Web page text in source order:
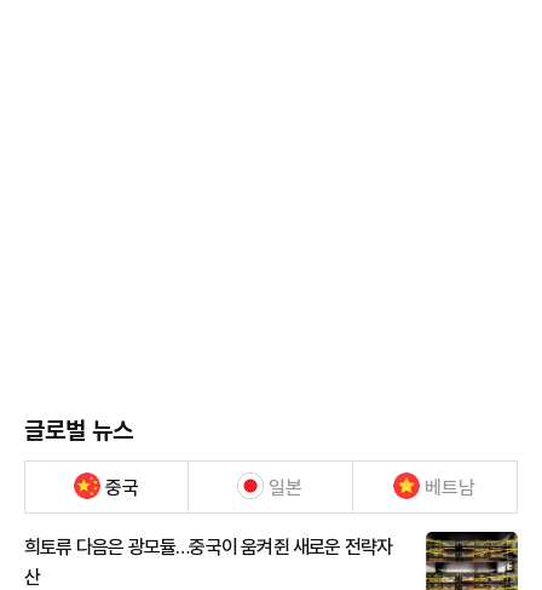
글로벌 뉴스
중국 일본 베트남
희토류 다음은 광모듈…중국이 움켜쥔 새로운 전략자
산